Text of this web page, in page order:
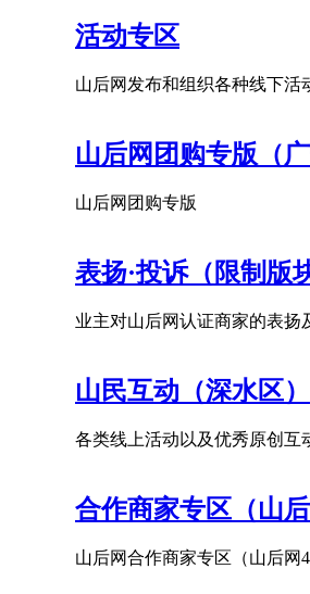
活动专区
山后网发布和组织各种线下活
山后网团购专版（
山后网团购专版
表扬·投诉（限制版
业主对山后网认证商家的表扬
山民互动（深水区）
各类线上活动以及优秀原创互
合作商家专区（山
山后网合作商家专区（山后网